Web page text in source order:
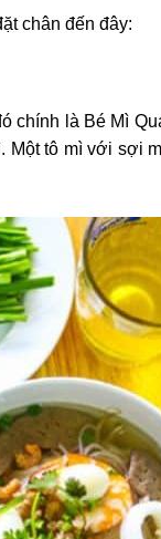
chân đến đây:
chính là Bé Mì
Một tô mì với sợi